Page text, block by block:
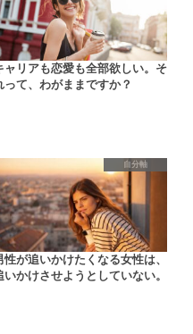
ャリアも恋愛も全部欲しい。そ
って、わがままですか？
自分軸
性が追いかけたくなる女性は、
いかけさせようとしていない。